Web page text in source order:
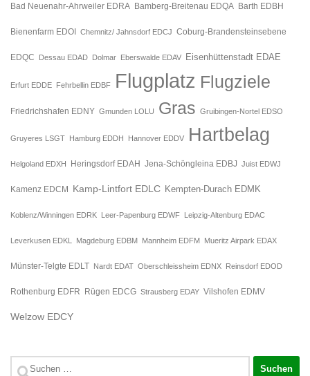
Bad Neuenahr-Ahrweiler EDRA Bamberg-Breitenau EDQA Barth EDBH
Bienenfarm EDOI Chemnitz/ Jahnsdorf EDCJ Coburg-Brandensteinsebene
EDQC Dessau EDAD Dolmar Eberswalde EDAV Eisenhüttenstadt EDAE
Erfurt EDDE Fehrbellin EDBF Flugplatz Flugziele
Friedrichshafen EDNY Gmunden LOLU Gras Gruibingen-Nortel EDSO
Gruyeres LSGT Hamburg EDDH Hannover EDDV Hartbelag
Helgoland EDXH Heringsdorf EDAH Jena-Schöngleina EDBJ Juist EDWJ
Kamenz EDCM Kamp-Lintfort EDLC Kempten-Durach EDMK
Koblenz/Winningen EDRK Leer-Papenburg EDWF Leipzig-Altenburg EDAC
Leverkusen EDKL Magdeburg EDBM Mannheim EDFM Mueritz Airpark EDAX
Münster-Telgte EDLT Nardt EDAT Oberschleissheim EDNX Reinsdorf EDOD
Rothenburg EDFR Rügen EDCG Strausberg EDAY Vilshofen EDMV
Welzow EDCY
Suchen